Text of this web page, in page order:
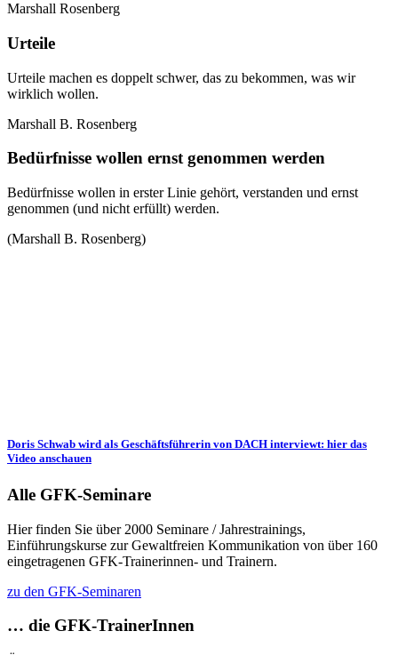
Marshall Rosenberg
Urteile
Urteile machen es doppelt schwer, das zu bekommen, was wir
wirklich wollen.
Marshall B. Rosenberg
Bedürfnisse wollen ernst genommen werden
Bedürfnisse wollen in erster Linie gehört, verstanden und ernst
genommen (und nicht erfüllt) werden.
(Marshall B. Rosenberg)
Doris Schwab wird als Geschäftsführerin von DACH interviewt: hier das
Video anschauen
Alle GFK-Seminare
Hier finden Sie über 2000 Seminare / Jahrestrainings,
Einführungskurse zur Gewaltfreien Kommunikation von über 160
eingetragenen GFK-Trainerinnen- und Trainern.
zu den GFK-Seminaren
… die GFK-TrainerInnen